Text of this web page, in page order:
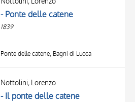
- Ponte delle catene
1839
Ponte delle catene, Bagni di Lucca
Nottolini, Lorenzo
- Il ponte delle catene